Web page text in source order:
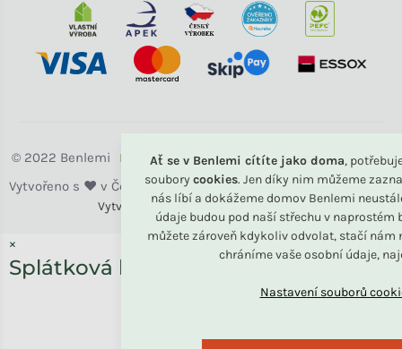
Ať se v Benlemi cítíte jako doma,
soubory cookies. Jen díky nim můžeme
nás líbí a dokážeme domov Benlemi
údaje budou pod naší střechu v naprostém
můžete zároveň kdykoliv odvolat, stačí nám
chráníme vaše osobní údaje,
Vytvořili Benlemi & Shoptet
Benlemi
×
Splátková kalkulačka ESSOX